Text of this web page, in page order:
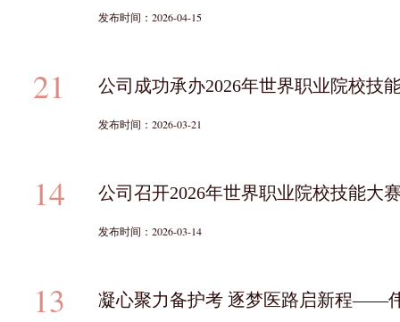
发布时间：2026-04-15
21
发布时间：2026-03-21
14 公司召开2026年世界职业院校技能大
发布时间：2026-03-14
13 凝心聚力备护考 逐梦医路启新程——